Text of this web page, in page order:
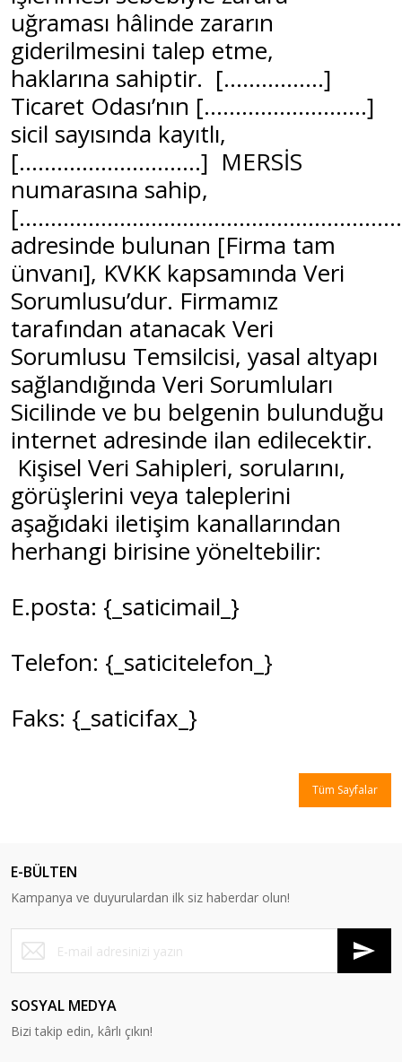
uğraması hâlinde zararın
giderilmesini talep etme,
haklarına sahiptir. [................]
Ticaret Odası’nın [..........................]
sicil sayısında kayıtlı,
[.............................] MERSİS
numarasına sahip,
adresinde bulunan [Firma tam
ünvanı], KVKK kapsamında Veri
Sorumlusu’dur. Firmamız
tarafından atanacak Veri
Sorumlusu Temsilcisi, yasal altyapı
sağlandığında Veri Sorumluları
Sicilinde ve bu belgenin bulunduğu
internet adresinde ilan edilecektir.
Kişisel Veri Sahipleri, sorularını,
görüşlerini veya taleplerini
aşağıdaki iletişim kanallarından
herhangi birisine yöneltebilir:
E.posta: {_saticimail_}
Telefon: {_saticitelefon_}
Faks: {_saticifax_}
Tüm Sayfalar
E-BÜLTEN
Kampanya ve duyurulardan ilk siz haberdar olun!
SOSYAL MEDYA
Bizi takip edin, kârlı çıkın!